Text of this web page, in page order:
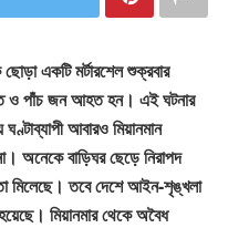
ছোড়া একটি মর্টারশেল শুক্রবার
ও পাঁচ জন আহত হন। এই ঘটনার
আবারও মিয়ানমান
অনেকে বাড়িঘর ছেড়ে নিরাপদ
মিলেছে। তবে দেশে আইন-শৃঙ্খলা
মিয়ানমার থেকে অবৈধ